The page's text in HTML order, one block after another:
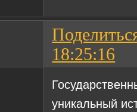
18:25:16
уникальный